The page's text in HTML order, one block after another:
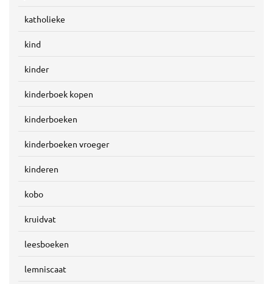
katholieke
kind
kinder
kinderboek kopen
kinderboeken
kinderboeken vroeger
kinderen
kobo
kruidvat
leesboeken
lemniscaat